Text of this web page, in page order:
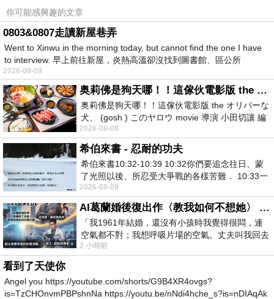
商品網址:
http://www.momoshop.com.tw/goods/GoodsDet
ail.jsp?
i_code=2707564&memid=6000003945&cid=a
puad&oid=1&osm=league
商品訊息功能:
品號：2707564
你可能感興趣的文章
0803&0807走讀新屋巷弄
Went to Xinwu in the morning today, but cannot find the one I have
to interview. 早上前往新屋，炎熱高溫卻沒找到圖書館、區公所
2026-08-09
奥莉佛是狗天哪！！這傢伙電影版 the オリバーな犬、 (gosh ) このヤロウ movie
奥莉佛是狗天哪！！這傢伙電影版 the オリバーな
犬、 (gosh ) このヤロウ movie 導演 小田切讓 編
劇: 小田切讓 主演: 小田切讓
2026-08-09
希伯來書 - 忍耐的功夫
希伯來書10:32-10:39 10:32你們要追念往日、蒙
了光照以後、所忍受大爭戰的各樣苦難． 10:33一
面被毀謗、遭患難、成了戲景、叫眾人
2026-08-09
AI葛蘭婚後復出作〈教我如何不想她〉 #戀上老電影 #葛蘭 #粟子
「我1961年結婚，還沒有小孩時我覺得很悶，連
空氣都不對；我想呼吸片場的空氣。丈夫叫我回去
試試看……拍了〈教我如何不想她〉（1963
2 小時前
看到了天使你
Angel you https://youtube.com/shorts/G9B4XR4ovgs?
is=TzCHOnvmPBPshnNa https://youtu.be/nNdi4hche_s?is=nDIAqAk